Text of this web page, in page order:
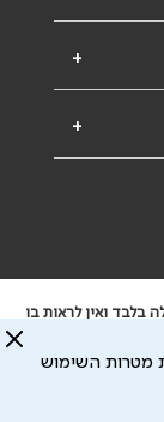
+
+
בלבד ואין לראות בו
באתר זה ולכל נזק
וכי חלק ממנו עשוי
מטרות השימוש